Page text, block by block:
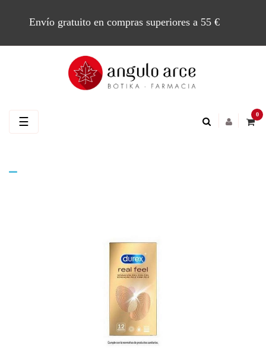
Envío gratuito en compras superiores a 55 €
0
Navegación
☰